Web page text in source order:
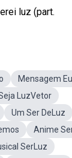
luz (part.
Mensagem
LuzVetor
Um Ser DeLuz
Anime
SerLuz